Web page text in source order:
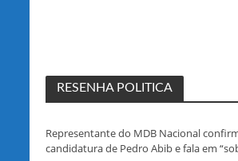
RESENHA POLITICA
Representante do MDB Nacional
candidatura de Pedro Abib e fala em